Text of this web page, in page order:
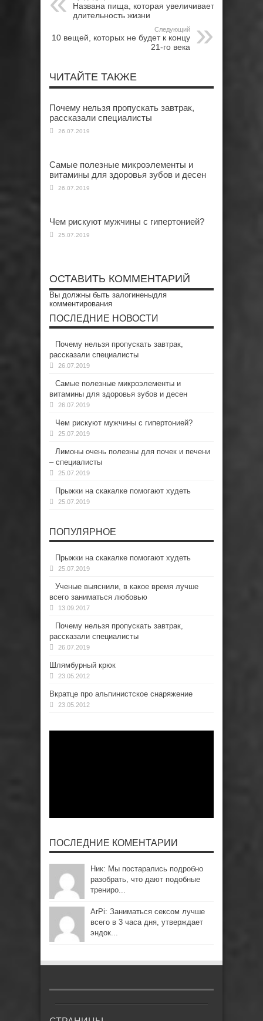
Названа пища, которая увеличивает
длительность жизни
Следующий
10 вещей, которых не будет к концу
21-го века
ЧИТАЙТЕ ТАКЖЕ
Почему нельзя пропускать завтрак,
рассказали специалисты
26.07.2019
Самые полезные микроэлементы и
витамины для здоровья зубов и десен
26.07.2019
Чем рискуют мужчины с гипертонией?
25.07.2019
ОСТАВИТЬ КОММЕНТАРИЙ
Вы должны быть залогиненыдля
комментирования
ПОСЛЕДНИЕ НОВОСТИ
Почему нельзя пропускать завтрак,
рассказали специалисты
26.07.2019
Самые полезные микроэлементы и
витамины для здоровья зубов и десен
26.07.2019
Чем рискуют мужчины с гипертонией?
25.07.2019
Лимоны очень полезны для почек и печени
– специалисты
25.07.2019
Прыжки на скакалке помогают худеть
25.07.2019
ПОПУЛЯРНОЕ
Прыжки на скакалке помогают худеть
25.07.2019
Ученые выяснили, в какое время лучше
всего заниматься любовью
13.09.2017
Почему нельзя пропускать завтрак,
рассказали специалисты
26.07.2019
Шлямбурный крюк
23.05.2012
Вкратце про альпинистское снаряжение
23.05.2012
ПОСЛЕДНИЕ КОМЕНТАРИИ
Ник: Мы постарались подробно
разобрать, что дают подобные
трениро...
ArPi: Заниматься сексом лучше
всего в 3 часа дня, утверждает
эндок...